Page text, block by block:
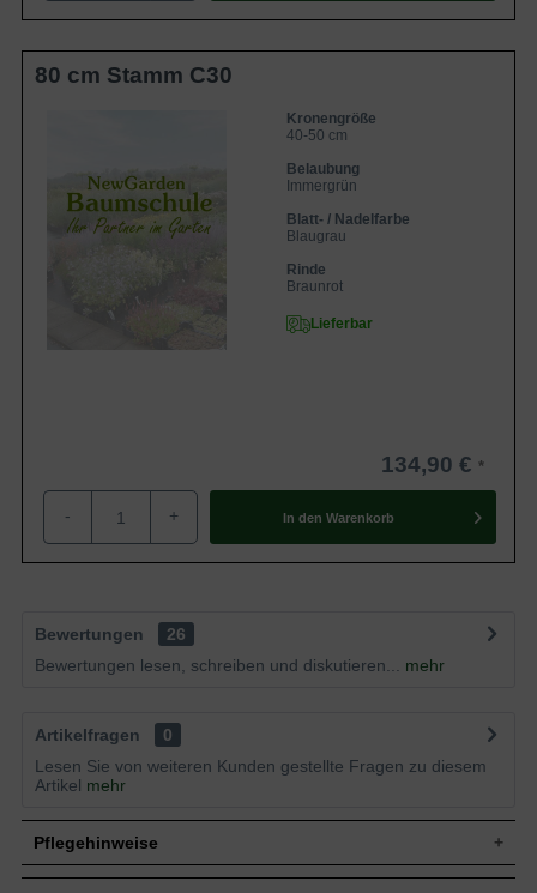
80 cm Stamm C30
Kronengröße
40-50 cm
Belaubung
Immergrün
Blatt- / Nadelfarbe
Blaugrau
Rinde
Braunrot
Lieferbar
134,90 €
- + In den Warenkorb
Bewertungen
26
Bewertungen lesen, schreiben und diskutieren...
mehr
Artikelfragen
0
Lesen Sie von weiteren Kunden gestellte Fragen zu diesem
Artikel mehr
Pflegehinweise